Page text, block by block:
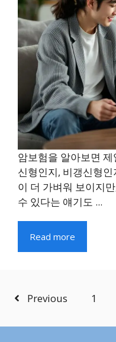
암보험을 알아보면
신형인지, 비갱신형
이 더 가벼워 보이지
수 있다는 얘기도 ...
Read more
Previous 1